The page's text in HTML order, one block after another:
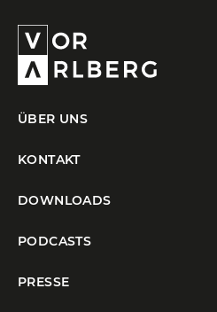
ÜBER UNS
KONTAKT
DOWNLOADS
PODCASTS
PRESSE